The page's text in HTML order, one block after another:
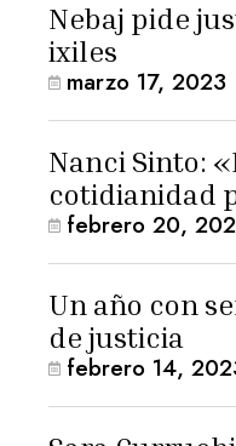
Nebaj pide
ixiles
marzo 17, 2023
Nanci Sinto:
cotidianidad
febrero 20,
Un año con
de justicia
febrero 14,